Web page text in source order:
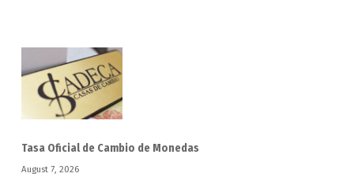
Tasa Oficial de Cambio de Monedas
August 7, 2026